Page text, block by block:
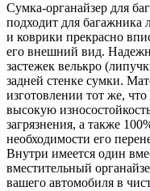
Сумка-органайзер для
подходит для багажника
и коврики прекрасно
его внешний вид.
застежек велькро
задней стенке сумки.
изготовлении тот же,
высокую
загрязнения, а также
необходимости его
Внутри имеется один
вместительный
вашего автомобиля в